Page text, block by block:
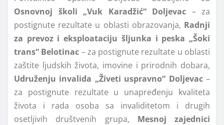
Osnovnoj školi „Vuk Karadžić“ Doljevac – za
postignute rezultate u oblasti obrazovanja, Radnji
za prevoz i eksploataciju šljunka i peska „Šoki
trans“ Belotinac – za postignute rezultate u oblasti
zaštite ljudskih života, imovine i prirodnih dobara,
Udruženju invalida „Živeti uspravno“ Doljevac –
za postignute rezultate u unapređenju kvaliteta
života i rada osoba sa invaliditetom i drugih
osetljivih društvenih grupa, Mesnoj zajednici